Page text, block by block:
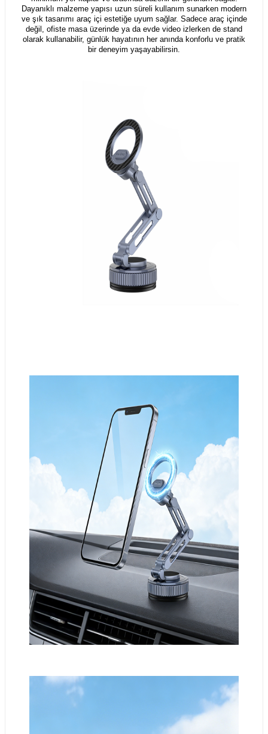
Dayanıklı malzeme yapısı uzun süreli kullanım sunarken modern
ve şık tasarımı araç içi estetiğe uyum sağlar. Sadece araç içinde
değil, ofiste masa üzerinde ya da evde video izlerken de stand
olarak kullanabilir, günlük hayatının her anında konforlu ve pratik
bir deneyim yaşayabilirsin.